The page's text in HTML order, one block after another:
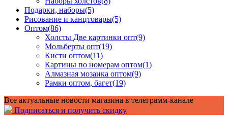
Подарки, наборы(5)
Рисование и канцтовары(5)
Оптом(86)
Холсты Две картинки опт(9)
Мольберты опт(19)
Кисти оптом(11)
Картины по номерам оптом(1)
Алмазная мозаика оптом(9)
Рамки оптом, багет(19)
Все актуальные новости магазина в телеграмм-канале
Подписаться и получить скидку